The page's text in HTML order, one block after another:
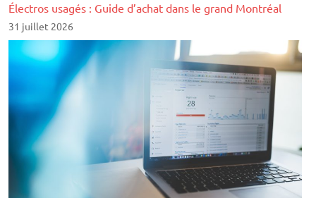
Électros usagés : Guide d’achat dans le grand Montréal
31 juillet 2026